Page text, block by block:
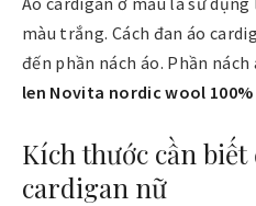
màu trắng. Cách đan áo
đến phần nách áo. Phần
len Novita nordic wool
Kích thước cần biết
cardigan nữ